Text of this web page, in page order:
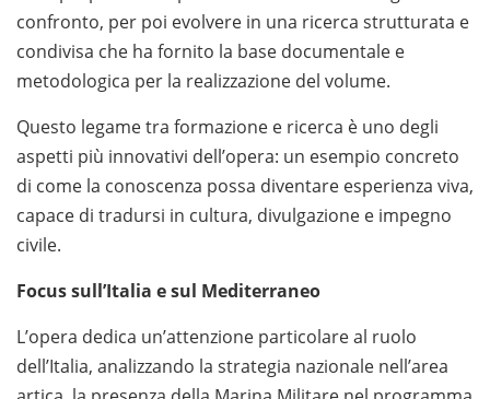
confronto, per poi evolvere in una ricerca strutturata e
condivisa che ha fornito la base documentale e
metodologica per la realizzazione del volume.
Questo legame tra formazione e ricerca è uno degli
aspetti più innovativi dell’opera: un esempio concreto
di come la conoscenza possa diventare esperienza viva,
capace di tradursi in cultura, divulgazione e impegno
civile.
Focus sull’Italia e sul Mediterraneo
L’opera dedica un’attenzione particolare al ruolo
dell’Italia, analizzando la strategia nazionale nell’area